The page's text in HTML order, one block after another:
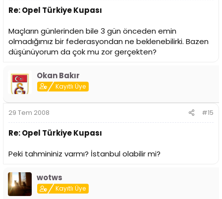
Re: Opel Türkiye Kupası
Maçların günlerinden bile 3 gün önceden emin
olmadığımız bir federasyondan ne beklenebilirki. Bazen
düşünüyorum da çok mu zor gerçekten?
Okan Bakır
Kayıtlı Üye
29 Tem 2008 #15
Re: Opel Türkiye Kupası
Peki tahmininiz varmı? İstanbul olabilir mi?
wotws
Kayıtlı Üye